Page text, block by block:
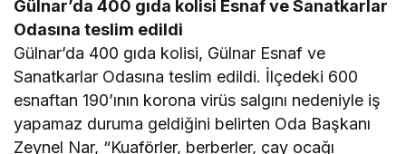
Gülnar’da 400 gıda kolisi Esnaf ve Sanatkarlar
Odasına teslim edildi
Gülnar’da 400 gıda kolisi, Gülnar Esnaf ve
Sanatkarlar Odasına teslim edildi. İlçedeki 600
esnaftan 190’ının korona virüs salgını nedeniyle iş
yapamaz duruma geldiğini belirten Oda Başkanı
Zeynel Nar, “Kuaförler, berberler, çay ocağı